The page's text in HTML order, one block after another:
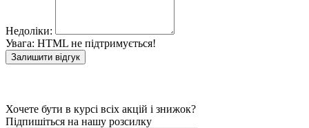
Недоліки:
Увага: HTML не підтримується!
Залишити відгук
Хочете бути в курсі всіх акцій і знижок?
Підпишіться на нашу розсилку